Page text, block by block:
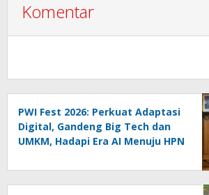
Komentar
PWI Fest 2026: Perkuat Adaptasi
Digital, Gandeng Big Tech dan
UMKM, Hadapi Era AI Menuju HPN